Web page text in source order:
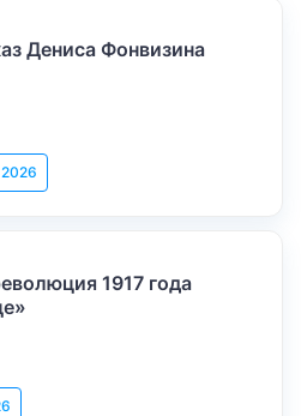
Дениса Фонвизина
1917 года